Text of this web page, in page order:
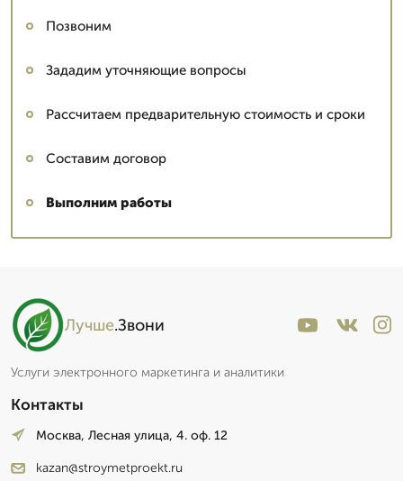
Позвоним
Зададим уточняющие вопросы
Рассчитаем предварительную стоимость и сроки
Составим договор
Выполним работы
Лучше.Звони
Услуги электронного маркетинга и аналитики
Контакты
Москва, Лесная улица, 4. оф. 12
kazan@stroymetproekt.ru